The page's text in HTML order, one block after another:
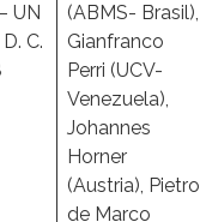
UN
C.
(ABMS- Brasil),
Gianfranco
Perri (UCV-
Venezuela),
Johannes
Horner
(Austria), Pietro
de Marco